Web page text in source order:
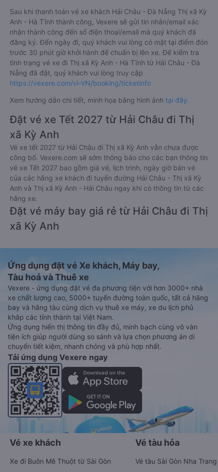
Sau khi thanh toán vé xe khách Hải Châu - Đà Nẵng Thị xã Kỳ
Anh - Hà Tĩnh thành công, Vexere sẽ gửi tin nhắn/email xác
nhận thành công đến số điện thoại/email mà quý khách đã
đăng ký. Đến ngày đi, quý khách vui lòng có mặt tại điểm đón
trước 30 phút giờ khởi hành để chuẩn bị lên xe. Để kiểm tra
tình trạng vé xe đi Thị xã Kỳ Anh - Hà Tĩnh từ Hải Châu - Đà
Nẵng đã đặt, quý khách vui lòng truy cập
https://vexere.com/vi-VN/booking/ticketinfo
Xem hướng dẫn chi tiết, minh họa bằng hình ảnh tại đây.
Đặt vé xe Tết 2027 từ Hải Châu đi Thị
xã Kỳ Anh
Vé xe tết 2027 từ Hải Châu đi Thị xã Kỳ Anh vẫn chưa được
công bố. Vexere.com sẽ sớm thông báo cho các bạn thông tin
vé xe Tết 2027 bao gồm giá vé, lịch trình, ngày giờ bán vé
của các hãng xe khách đi tuyến đường Hải Châu - Thị xã Kỳ
Anh và Thị xã Kỳ Anh - Hải Châu ngay khi có thông tin từ các
hãng xe.
Đặt vé máy bay giá rẻ từ Hải Châu đi Thị
xã Kỳ Anh
Ứng dụng đặt vé Xe khách, Máy bay,
Tàu hoả và Thuê xe
Vexere - ứng dụng đặt vé đa phương tiện với hơn 3000+ nhà
xe chất lượng cao, 5000+ tuyến đường toàn quốc, tất cả hãng
bay và hãng tàu cùng dịch vụ thuê xe máy, xe du lịch phủ
khắp các tỉnh thành tại Việt Nam.
Ứng dụng hiển thị thông tin đầy đủ, minh bạch cùng vô vàn
tiện ích giúp người dùng so sánh và lựa chọn phương án di
chuyển tiết kiệm, nhanh chóng và phù hợp nhất.
Tải ứng dụng Vexere ngay
Vé xe khách
Xe đi Buôn Mê Thuột từ Sài Gòn
Vé tàu hỏa
Vé tàu Sài Gòn Nha Trang